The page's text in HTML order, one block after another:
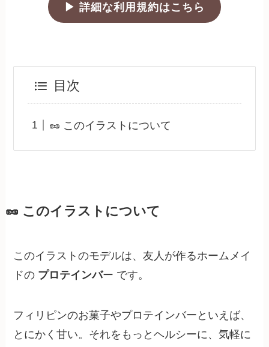
▶ 詳細な利用規約はこちら
目次
🥜 このイラストについて
🥜 このイラストについて
このイラストのモデルは、友人が作るホームメイ
ドの プロテインバー です。
フィリピンのお菓子やプロテインバーといえば、
とにかく甘い。それをもっとヘルシーに、気軽に